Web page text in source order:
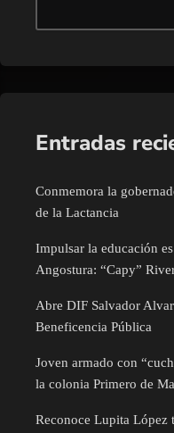
Entradas
Conmemora la
de la Lactancia
Impulsar la educación
Angostura: “Capy”
Abre DIF Salvador
Beneficencia Pública
Joven armado con
la colonia Primero de
Reconoce Lupita López